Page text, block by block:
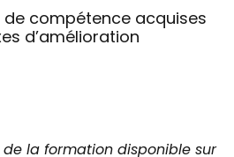
de compétence acquises
d’amélioration
la formation disponible sur